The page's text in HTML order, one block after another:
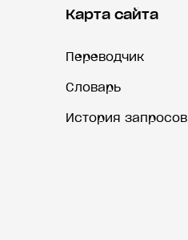
Карта сайта
Переводчик
Словарь
История запросов